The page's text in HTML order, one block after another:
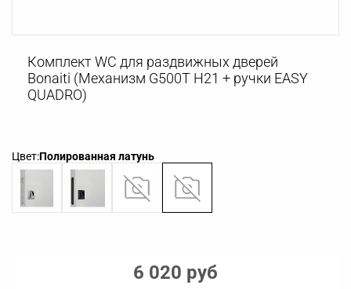
Комплект WC для раздвижных дверей
Bonaiti (Механизм G500T H21 + ручки EASY
QUADRO)
Цвет:Полированная латунь
6 020 руб